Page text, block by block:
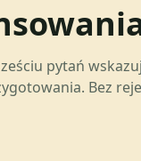
pytań
Bez